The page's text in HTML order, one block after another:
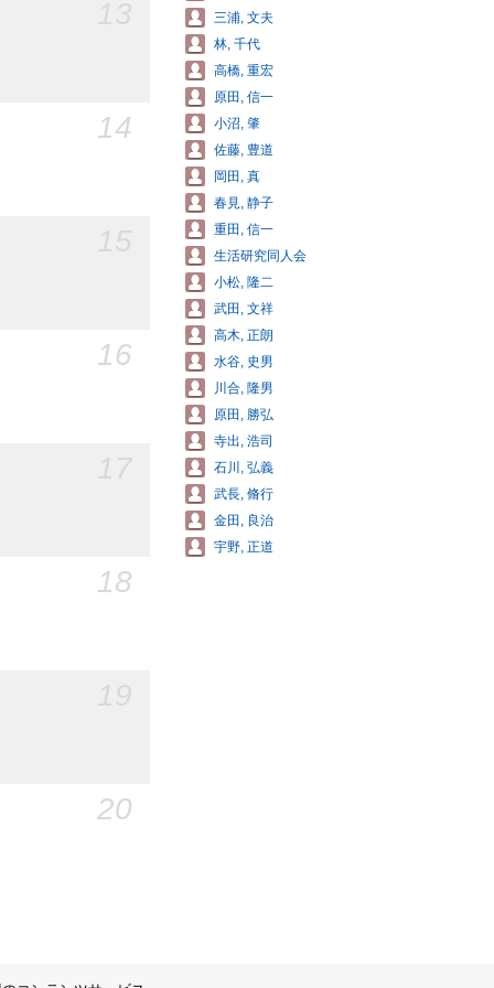
14
16
18
20
三浦, 文夫
林, 千代
高橋, 重宏
原田, 信一
小沼, 肇
佐藤, 豊道
岡田, 真
春見, 静子
重田, 信一
生活研究同人会
小松, 隆二
武田, 文祥
高木, 正朗
水谷, 史男
川合, 隆男
原田, 勝弘
寺出, 浩司
石川, 弘義
武長, 脩行
金田, 良治
宇野, 正道